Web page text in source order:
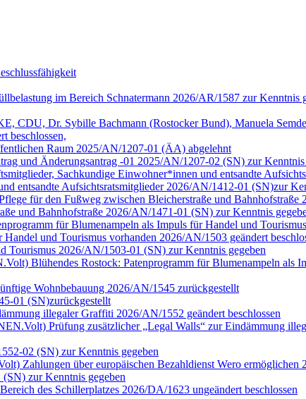
im Bereich Schnatermann 2026/AR/1587 zur Kenntnis
Dr. Sybille Bachmann (Rostocker Bund), Manuela
beschlossen,
Raum 2025/AN/1207-01 (ÄA) abgelehnt
und Änderungsantrag -01 2025/AN/1207-02 (SN) zur Kenntnis
Sachkundige Einwohner*innen und entsandte
entsandte Aufsichtsratsmitglieder 2026/AN/1412-01 (SN)zur
für den Fußweg zwischen Bleicherstraße und Bahnhofstraße
und Bahnhofstraße 2026/AN/1471-01 (SN) zur Kenntnis
für Blumenampeln als Impuls für Handel und
und Tourismus vorhanden 2026/AN/1503 geändert
Tourismus 2026/AN/1503-01 (SN) zur Kenntnis gegeben
Blühendes Rostock: Patenprogramm für Blumenampeln als
Wohnbebauung 2026/AN/1545 zurückgestellt
01 (SN)zurückgestellt
illegaler Graffiti 2026/AN/1552 geändert beschlossen
Prüfung zusätzlicher „Legal Walls“ zur Eindämmung
02 (SN) zur Kenntnis gegeben
über europäischen Bezahldienst Wero ermöglichen
zur Kenntnis gegeben
des Schillerplatzes 2026/DA/1623 ungeändert beschlossen